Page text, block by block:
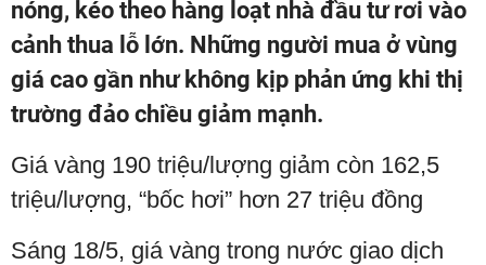
nóng, kéo theo hàng loạt nhà đầu tư rơi vào
cảnh thua lỗ lớn. Những người mua ở vùng
giá cao gần như không kịp phản ứng khi thị
trường đảo chiều giảm mạnh.
Giá vàng 190 triệu/lượng giảm còn 162,5
triệu/lượng, “bốc hơi” hơn 27 triệu đồng
Sáng 18/5, giá vàng trong nước giao dịch